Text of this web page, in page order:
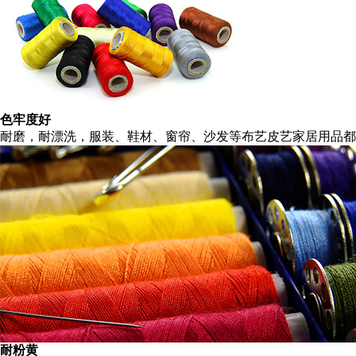
色牢度好
耐磨，耐漂洗，服装、鞋材、窗帘、沙发等布艺皮艺家居用品
耐粉黄